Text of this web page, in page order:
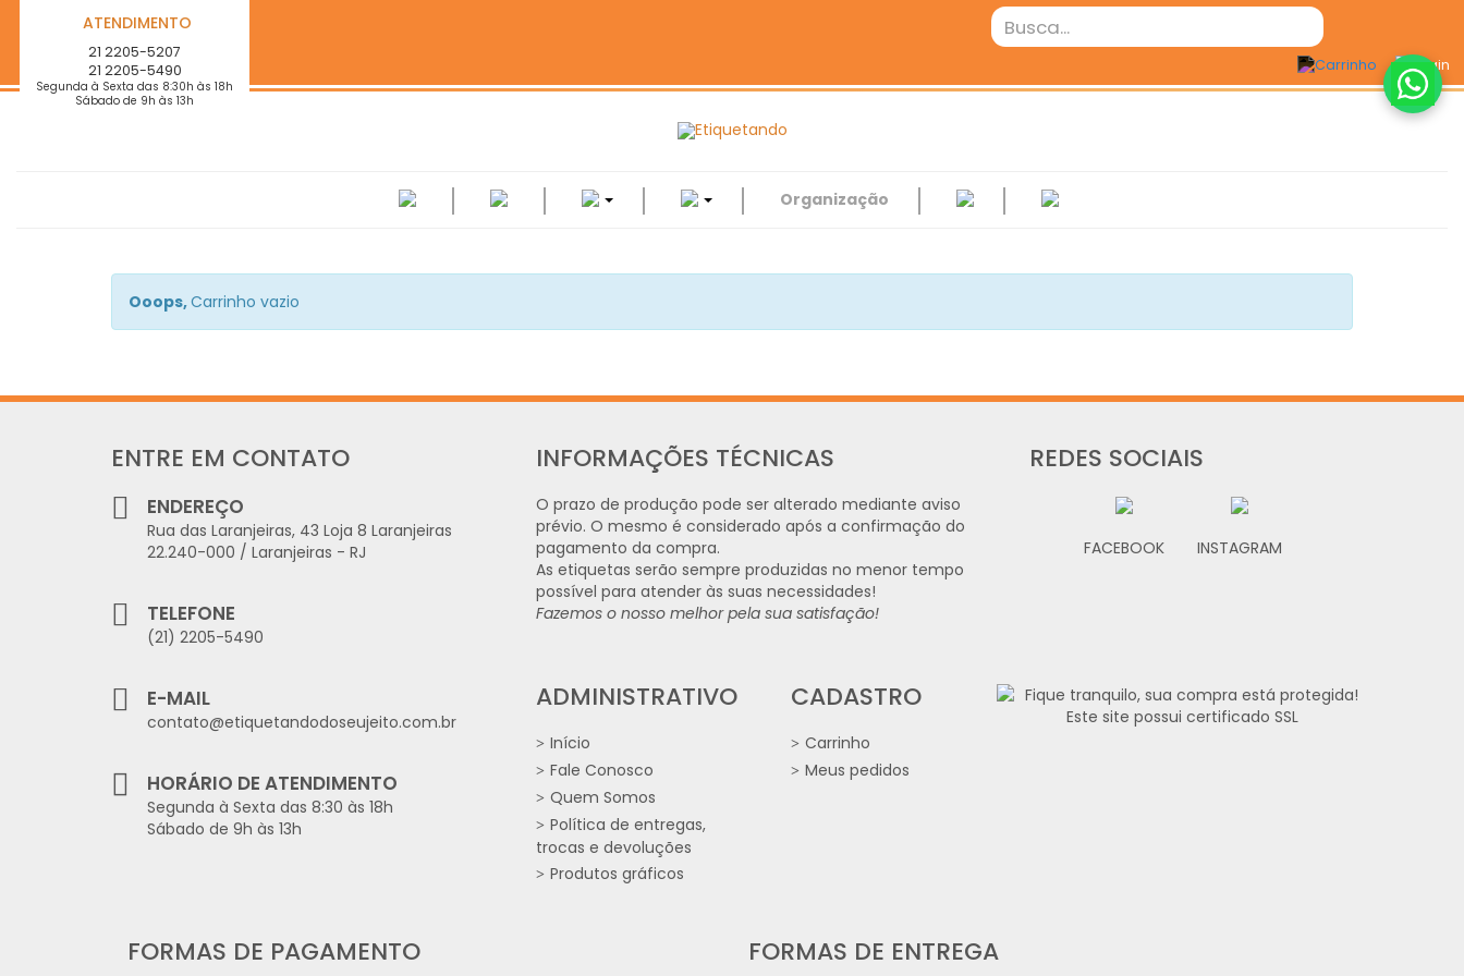
ATENDIMENTO
21 2205-5207
21 2205-5490
Segunda à Sexta das 8:30h às 18h
Sábado de 9h às 13h
Organização
Ooops,Carrinho vazio
ENTRE EM CONTATO
ENDEREÇO
Rua das Laranjeiras, 43 Loja 8 Laranjeiras
22.240-000 / Laranjeiras - RJ
TELEFONE
(21) 2205-5490
E-MAIL
contato@etiquetandodoseujeito.com.br
HORÁRIO DE ATENDIMENTO
Segunda à Sexta das 8:30 às 18h
Sábado de 9h às 13h
INFORMAÇÕES TÉCNICAS
O prazo de produção pode ser alterado mediante aviso
prévio. O mesmo é considerado após a confirmação do
pagamento da compra.
As etiquetas serão sempre produzidas no menor tempo
possível para atender às suas necessidades!
Fazemos o nosso melhor pela sua satisfação!
REDES SOCIAIS
FACEBOOK INSTAGRAM
ADMINISTRATIVO
Início
Fale Conosco
Quem Somos
Política de entregas,
trocas e devoluções
Produtos gráficos
CADASTRO
Carrinho
Meus pedidos
FORMAS DE PAGAMENTO FORMAS DE ENTREGA